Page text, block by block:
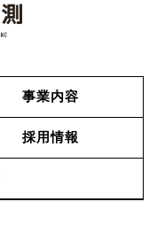
事業内容
採用情報